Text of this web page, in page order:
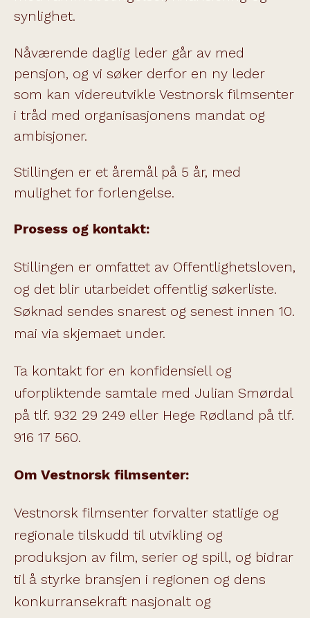
synlighet.
Nåværende daglig leder går av med
pensjon, og vi søker derfor en ny leder
som kan videreutvikle Vestnorsk filmsenter
i tråd med organisasjonens mandat og
ambisjoner.
Stillingen er et åremål på 5 år, med
mulighet for forlengelse.
Prosess og kontakt:
Stillingen er omfattet av Offentlighetsloven,
og det blir utarbeidet offentlig søkerliste.
Søknad sendes snarest og senest innen 10.
mai via skjemaet under.
Ta kontakt for en konfidensiell og
uforpliktende samtale med Julian Smørdal
på tlf. 932 29 249 eller Hege Rødland på tlf.
916 17 560.
Om Vestnorsk filmsenter:
Vestnorsk filmsenter forvalter statlige og
regionale tilskudd til utvikling og
produksjon av film, serier og spill, og bidrar
til å styrke bransjen i regionen og dens
konkurransekraft nasjonalt og